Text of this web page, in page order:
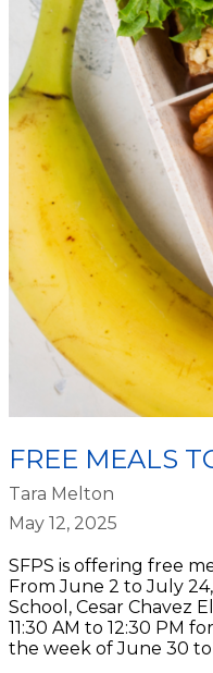
FREE MEALS
Tara Melton
May 12, 2025
SFPS is offering free
From June 2 to July
School, Cesar Chavez
11:30 AM to 12:30 PM
the week of June 30 to